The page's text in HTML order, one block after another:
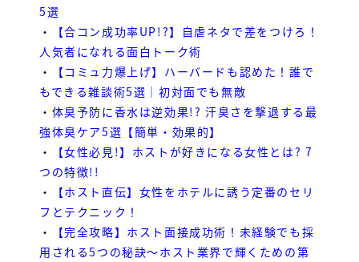
5選
・
【合コン成功率UP!?】自虐ネタで差をつけろ！
人気者になれる面白トーク術
・
【コミュ力爆上げ】ハーバードも認めた！誰で
もできる雑談術5選｜初対面でも無敵
・ 体臭予防に香水は逆効果!? 汗臭さを撃退する最
強体臭ケア5選【簡単・効果的】
・
【女性必見!】ホストが好きになる女性とは? 7
つの特徴!!
・
【ホスト直伝】女性をホテルに誘う定番のセリ
フとテクニック！
・
【完全攻略】ホスト面接成功術！未経験でも採
用される5つの秘訣～ホスト業界で輝くための第